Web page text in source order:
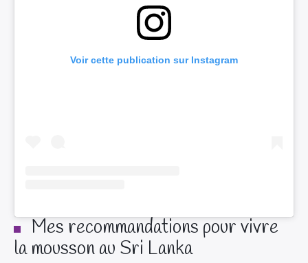
Voir cette publication sur Instagram
Mes recommandations pour vivre
la mousson au Sri Lanka